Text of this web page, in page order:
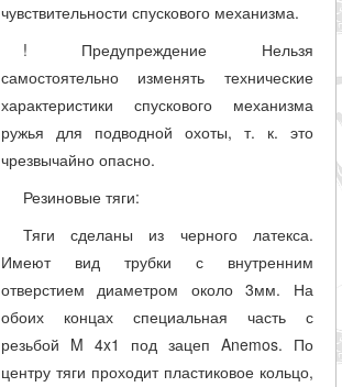
чувствительности спускового механизма.
! Предупреждение Нельзя
самостоятельно изменять технические
характеристики спускового механизма
ружья для подводной охоты, т. к. это
чрезвычайно опасно.
Резиновые тяги:
Тяги сделаны из черного латекса.
Имеют вид трубки с внутренним
отверстием диаметром около 3мм. На
обоих концах специальная часть с
резьбой M 4x1 под зацеп Anemos. По
центру тяги проходит пластиковое кольцо,